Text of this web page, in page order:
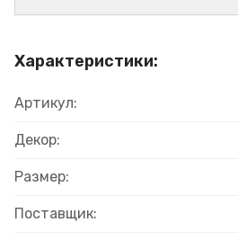
Характеристики:
Артикул:
Декор:
Размер:
Поставщик: